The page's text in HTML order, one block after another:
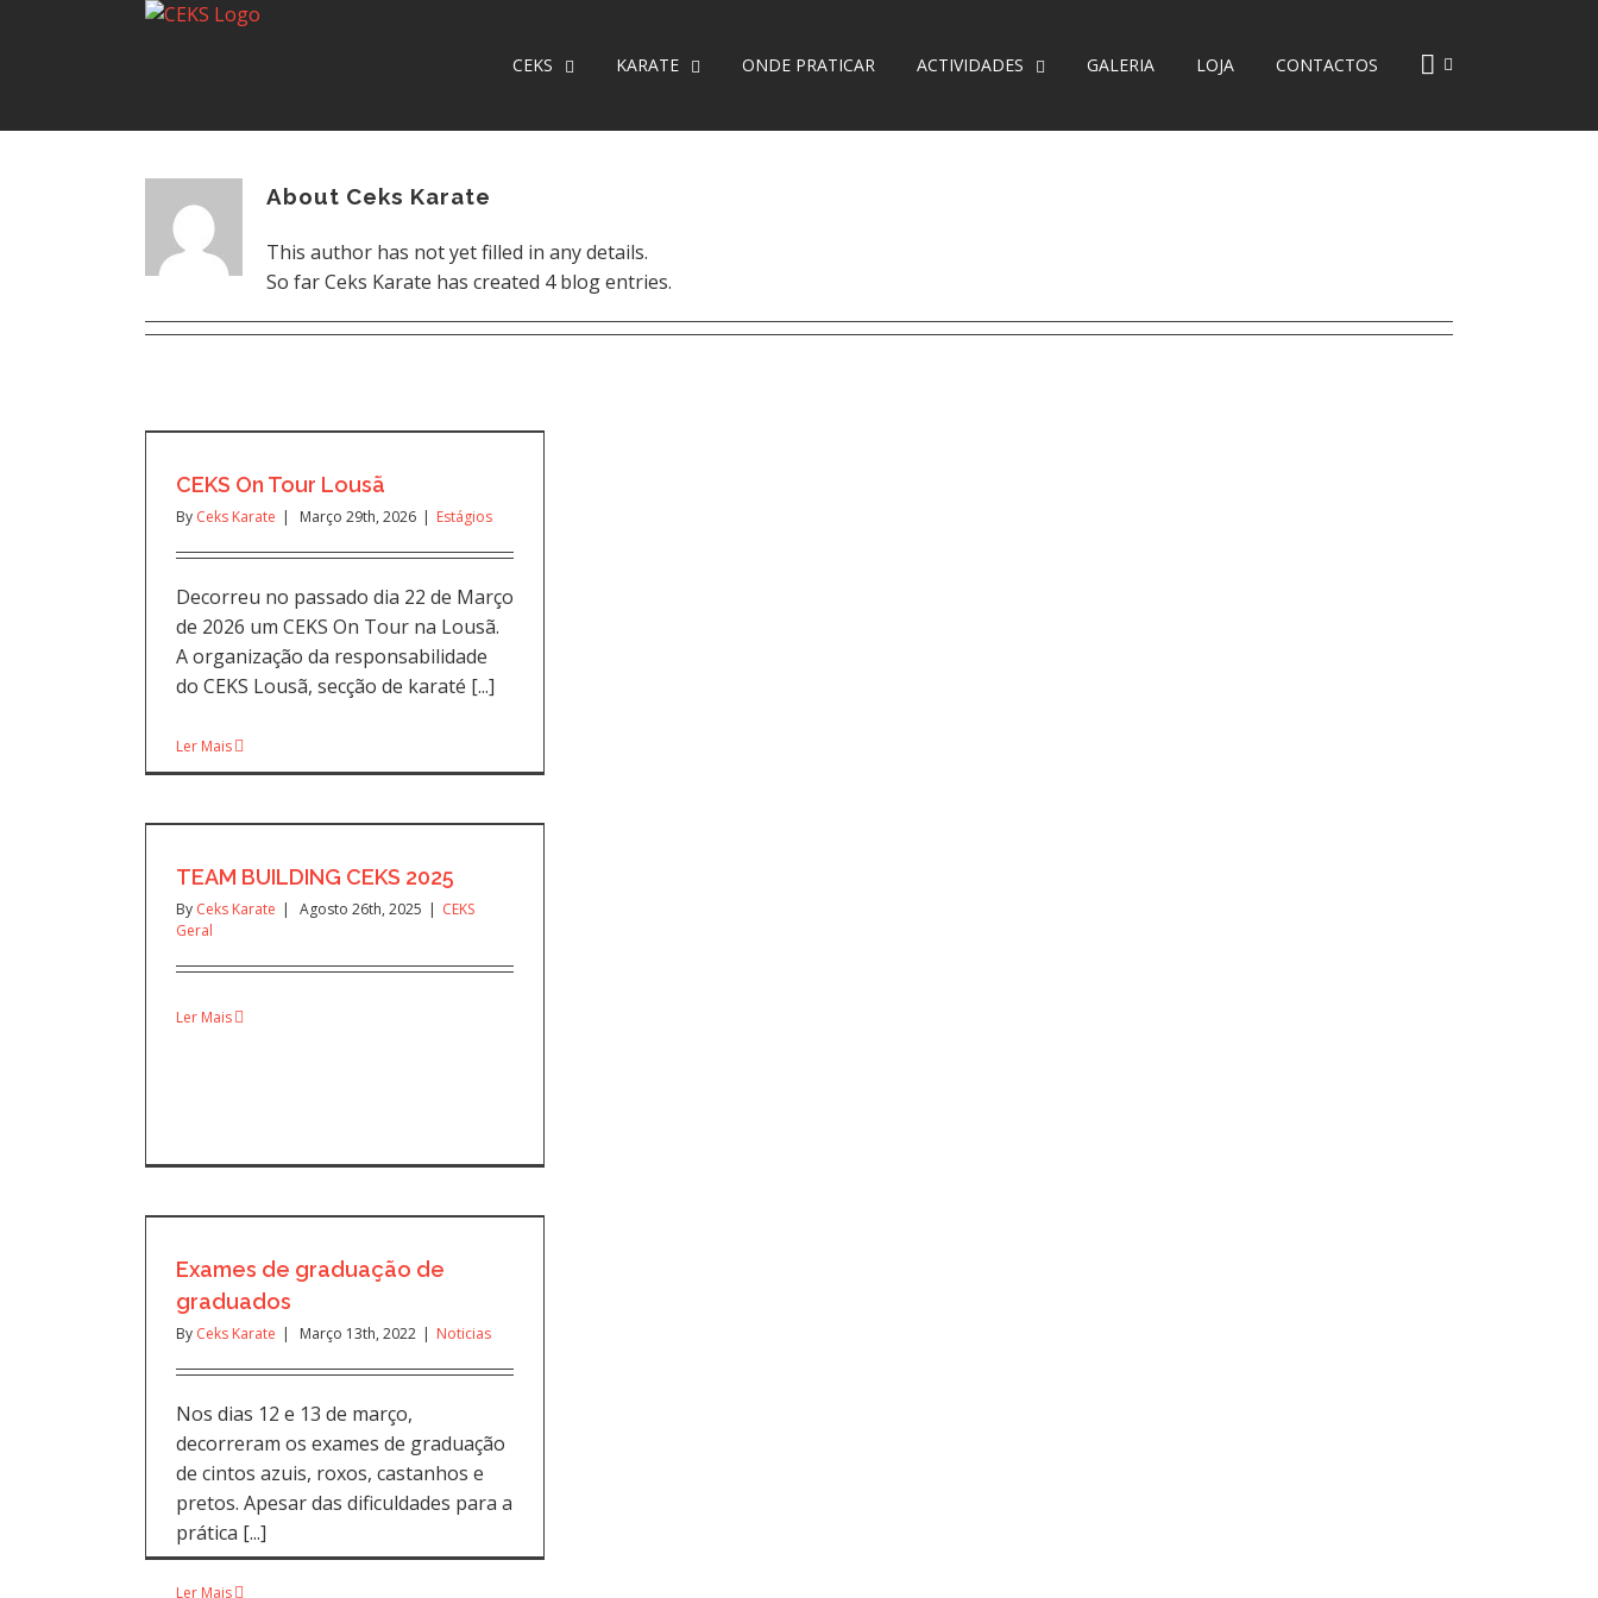
CEKS KARATE ONDE PRATICAR ACTIVIDADES GALERIA LOJA CONTACTOS
About Ceks Karate
This author has not yet filled in any details.
So far Ceks Karate has created 4 blog entries.
CEKS On Tour Lousã
By Ceks Karate | Março 29th, 2026 | Estágios
Decorreu no passado dia 22 de Março
de 2026 um CEKS On Tour na Lousã.
A organização da responsabilidade
do CEKS Lousã, secção de karaté [...]
Ler Mais
TEAM BUILDING CEKS 2025
By Ceks Karate | Agosto 26th, 2025 | CEKS
Geral
Ler Mais
Exames de graduação de
graduados
By Ceks Karate | Março 13th, 2022 | Noticias
Nos dias 12 e 13 de março,
decorreram os exames de graduação
de cintos azuis, roxos, castanhos e
pretos. Apesar das dificuldades para a
prática [...]
Ler Mais